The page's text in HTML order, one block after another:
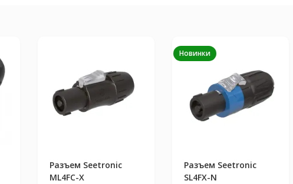
Разъем Seetronic
ML4FC-X
Новинки
Разъем Seetronic
SL4FX-N